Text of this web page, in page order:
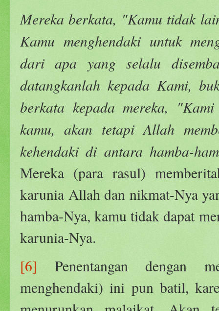
Mereka berkata, "Kamu tidak
Kamu menghendaki untuk
dari apa yang selalu
datangkanlah kepada Kami,
berkata kepada mereka,
kamu, akan tetapi Allah
kehendaki di antara hamba-
Mereka (para rasul)
karunia Allah dan nikmat-Nya
hamba-Nya, kamu tidak dapat
karunia-Nya.
[6] Penentangan dengan
menghendaki) ini pun batil,